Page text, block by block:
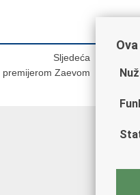
Sljedeća
Zaevom